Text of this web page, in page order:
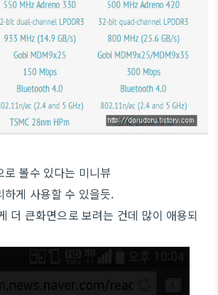
로 볼수 있다는 미니뷰
하게 사용할 수 있을듯.
더 큰화면으로 보려는 건데 많이 애용되